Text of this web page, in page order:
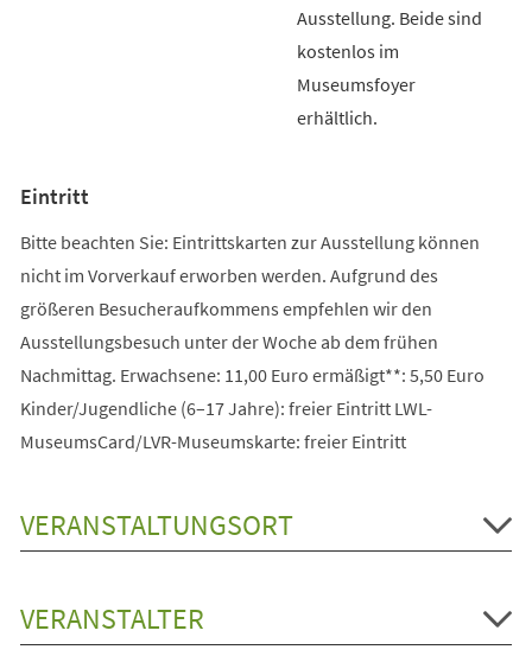
Ausstellung. Beide sind
kostenlos im
Museumsfoyer
erhältlich.
Eintritt
Bitte beachten Sie: Eintrittskarten zur Ausstellung können
nicht im Vorverkauf erworben werden. Aufgrund des
größeren Besucheraufkommens empfehlen wir den
Ausstellungsbesuch unter der Woche ab dem frühen
Nachmittag. Erwachsene: 11,00 Euro ermäßigt**: 5,50 Euro
Kinder/Jugendliche (6–17 Jahre): freier Eintritt LWL-
MuseumsCard/LVR-Museumskarte: freier Eintritt
VERANSTALTUNGSORT
VERANSTALTER